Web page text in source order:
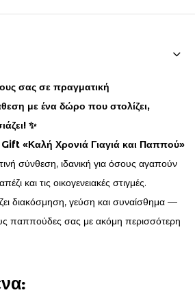
σας σε πραγματική
με ένα δώρο που στολίζει,
✨
«Καλή Χρονιά Γιαγιά και Παππού»
σύνθεση, ιδανική για όσους αγαπούν
και τις οικογενειακές στιγμές.
διακόσμηση, γεύση και συναίσθημα —
παππούδες σας με ακόμη περισσότερη